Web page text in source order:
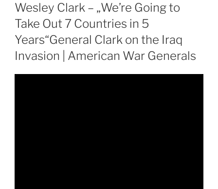
Wesley Clark – „We’re Going to
Take Out 7 Countries in 5
Years“General Clark on the Iraq
Invasion | American War Generals